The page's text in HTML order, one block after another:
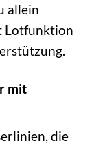
allein
Lotfunktion
mit
die